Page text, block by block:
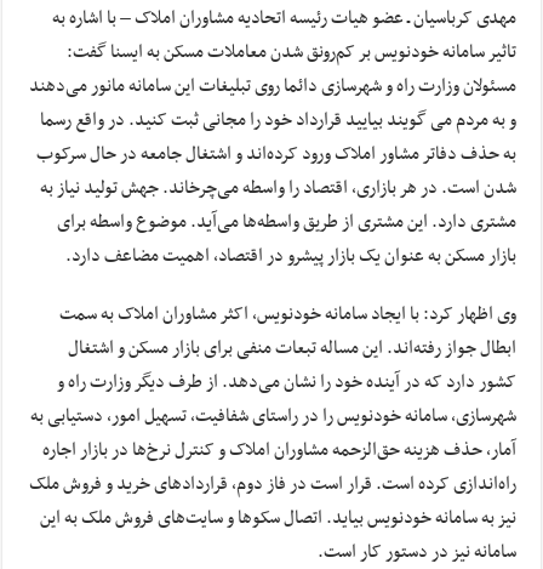
مهدی کرباسیان ـ عضو هیات رئیسه اتحادیه مشاوران املاک – با اشاره به
تاثیر سامانه خودنویس بر کم‌رونق شدن معاملات مسکن به ایسنا گفت:
مسئولان وزارت راه و شهرسازی دائما روی تبلیغات این سامانه مانور می‌دهند
و به مردم می گویند بیایید قرارداد خود را مجانی ثبت کنید. در واقع رسما
به حذف دفاتر مشاور املاک ورود کرده‌اند و اشتغال جامعه در حال سرکوب
شدن است. در هر بازاری، اقتصاد را واسطه می‌چرخاند. جهش تولید نیاز به
مشتری دارد. این مشتری از طریق واسطه‌ها می‌آید. موضوع واسطه برای
بازار مسکن به عنوان یک بازار پیشرو در اقتصاد، اهمیت مضاعف دارد.
وی اظهار کرد: با ایجاد سامانه خودنویس، اکثر مشاوران املاک به سمت
ابطال جواز رفته‌اند. این مساله تبعات منفی برای بازار مسکن و اشتغال
کشور دارد که در آینده خود را نشان می‌دهد. از طرف دیگر وزارت راه و
شهرسازی، سامانه خودنویس را در راستای شفافیت، تسهیل امور، دستیابی به
آمار، حذف هزینه حق‌الزحمه مشاوران املاک و کنترل نرخ‌ها در بازار اجاره
راه‌اندازی کرده است. قرار است در فاز دوم، قراردادهای خرید و فروش ملک
نیز به سامانه خودنویس بیاید. اتصال سکوها و سایت‌های فروش ملک به این
سامانه نیز در دستور کار است.